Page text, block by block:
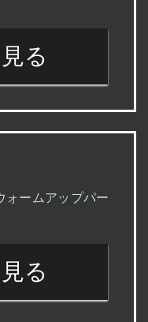
る
ォームアップパー
る